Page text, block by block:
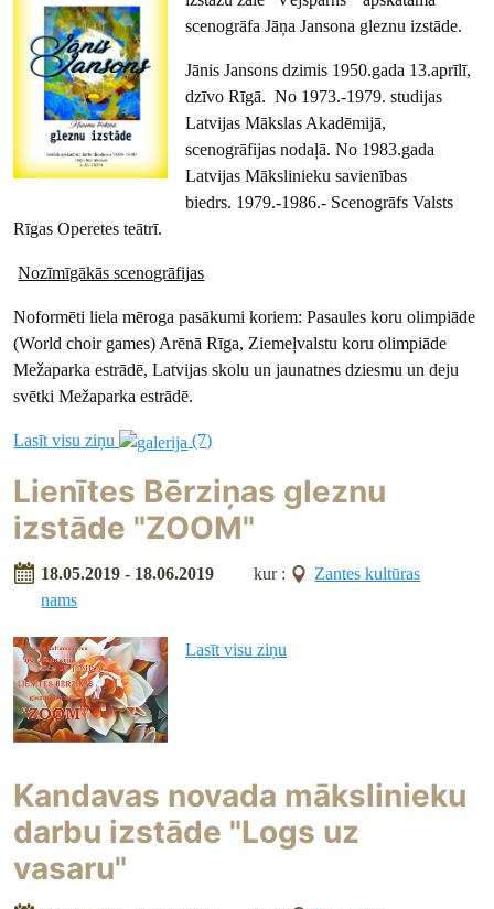
scenogrāfa Jāņa Jansona gleznu izstāde.
Jānis Jansons dzimis 1950.gada 13.aprīlī,
dzīvo Rīgā. No 1973.-1979. studijas
Latvijas Mākslas Akadēmijā,
scenogrāfijas nodaļā. No 1983.gada
Latvijas Mākslinieku savienības
biedrs. 1979.-1986.- Scenogrāfs Valsts
Rīgas Operetes teātrī.
Nozīmīgākās scenogrāfijas
Noformēti liela mēroga pasākumi koriem: Pasaules koru olimpiāde
(World choir games) Arēnā Rīga, Ziemeļvalstu koru olimpiāde
Mežaparka estrādē, Latvijas skolu un jaunatnes dziesmu un deju
svētki Mežaparka estrādē.
Lasīt visu ziņu (7)
Lienītes Bērziņas gleznu
izstāde "ZOOM"
18.05.2019 - 18.06.2019 kur :
Zantes kultūras
nams
Lasīt visu ziņu
Kandavas novada mākslinieku
darbu izstāde "Logs uz
vasaru"